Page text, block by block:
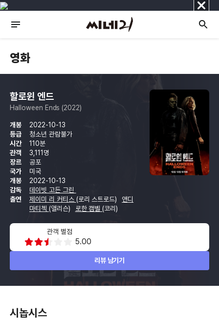
닫
기
영화
할로윈 엔드
Halloween Ends (2022)
개봉
2022-10-13
등급
청소년 관람불가
시간
110분
관객
3,111명
장르
공포
국가
미국
개봉
2022-10-13
감독
데이빗 고든 그린
출연
제이미 리 커티스 (로리 스트로드)
앤디
마티첵 (앨리슨) 로한 캠벨(코리)
관객 별점
5.00
리뷰 남기기
시놉시스